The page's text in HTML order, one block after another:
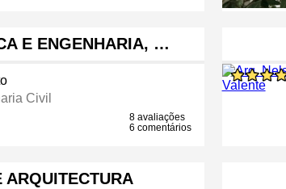
E ENGENHARIA, …
Civil
8 avaliações
6 comentários
ARQUITECTURA